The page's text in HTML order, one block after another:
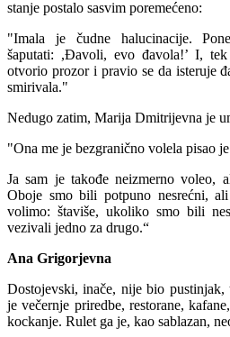
stanje postalo sasvim poremećeno:
"Imala je čudne halucinacije.
šaputati: ,Đavoli, evo đavola!’ I,
otvorio prozor i pravio se da isteruje
smirivala."
Nedugo zatim, Marija Dmitrijevna je
"Ona me je bezgranično volela pisao
Ja sam je takođe neizmerno voleo,
Oboje smo bili potpuno nesrećni,
volimo: štaviše, ukoliko smo bili
vezivali jedno za drugo.“
Ana Grigorjevna
Dostojevski, inače, nije bio
je večernje priredbe, restorane,
kockanje. Rulet ga je, kao sablazan,